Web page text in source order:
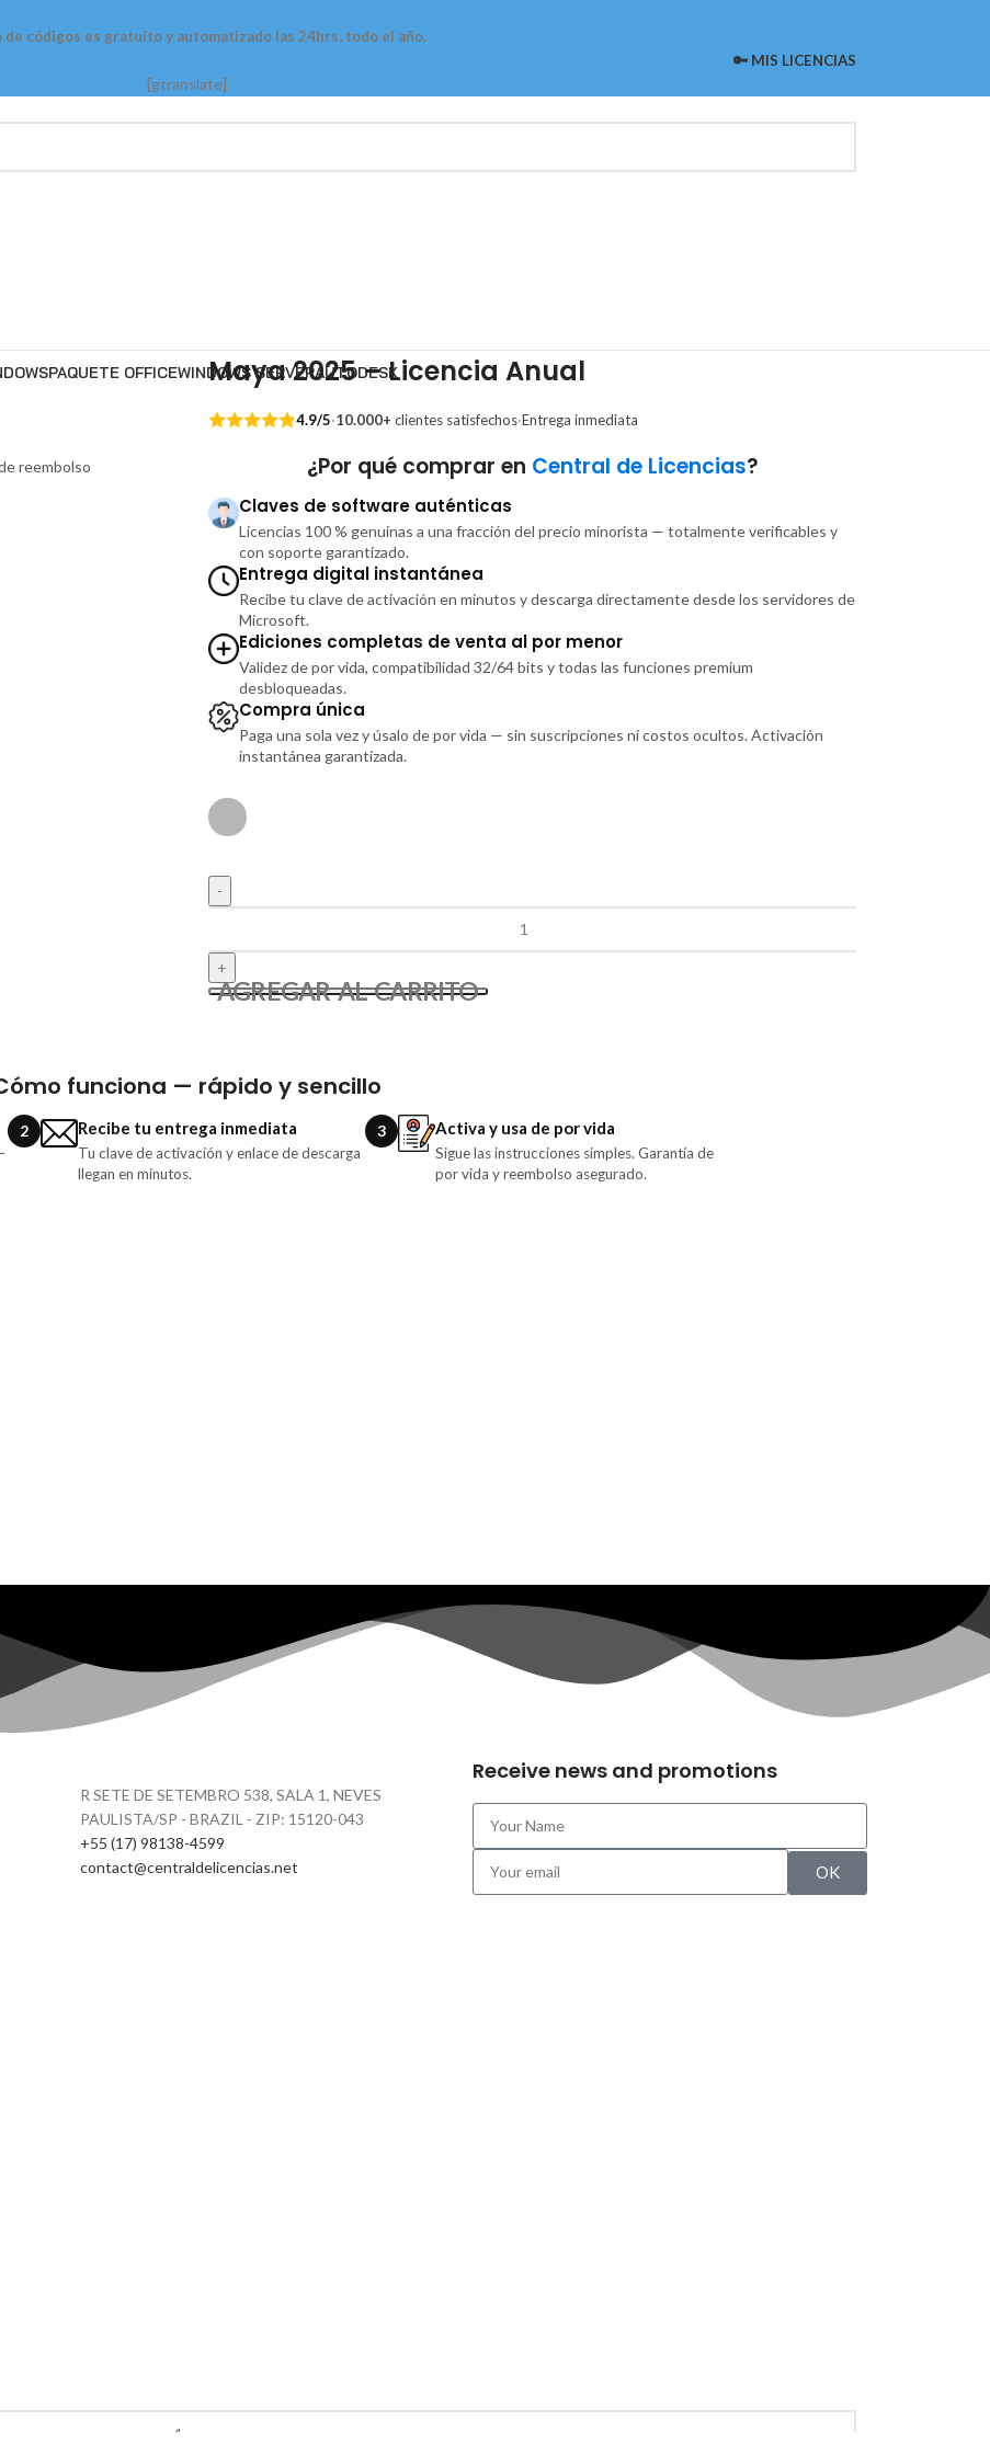
de códigos es gratuito y automatizado las 24hrs, todo el año.
🔑 MIS LICENCIAS
[gtranslate]
PAQUETE OFFICEWINDOWS SERVERAUTODESK
reembolso
Maya 2025 – Licencia Anual
4.9/5·10.000+ clientes satisfechos·Entrega inmediata
¿Por qué comprar en Central de Licencias?
Claves de software auténticas
Licencias 100 % genuinas a una fracción del precio minorista — totalmente verificables y
con soporte garantizado.
Entrega digital instantánea
Recibe tu clave de activación en minutos y descarga directamente desde los servidores de
Microsoft.
Ediciones completas de venta al por menor
Validez de por vida, compatibilidad 32/64 bits y todas las funciones premium
desbloqueadas.
Compra única
Paga una sola vez y úsalo de por vida — sin suscripciones ni costos ocultos. Activación
instantánea garantizada.
AGREGAR AL CARRITO
funciona — rápido y sencillo
2 Recibe tu entrega inmediata
Tu clave de activación y enlace de descarga
llegan en minutos.
3 Activa y usa de por vida
Sigue las instrucciones simples. Garantía de
por vida y reembolso asegurado.
R SETE DE SETEMBRO 538, SALA 1, NEVES
PAULISTA/SP - BRAZIL - ZIP: 15120-043
+55 (17) 98138-4599
contact@centraldelicencias.net
Receive news and promotions
OK